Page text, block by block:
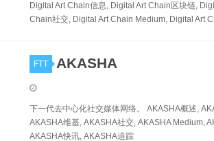
Digital Art Chain信息, Digital Art Chain区块链,
Chain社交, Digital Art Chain Medium, Digital Art
FTT AKASHA
下一代去中心化社交媒体网络。 AKASHA概述,
AKASHA维基, AKASHA社交, AKASHA Medium,
AKASHA快讯, AKASHA追踪